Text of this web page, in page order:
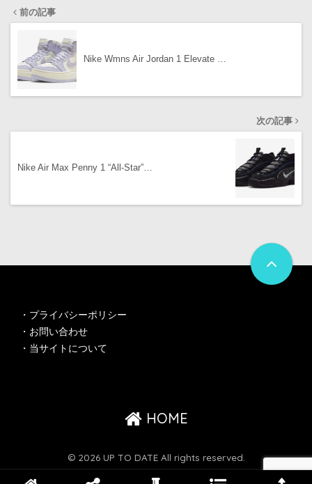
前の記事
Nike Wmns Air Jordan 1 Elevate …
次の記事
Nike Air Max Penny 1 “All-Star”…
・ プライバシーポリシー
・ お問い合わせ
・ 当サイトについて
HOME
© 2026 UP TO DATE All rights reserved.